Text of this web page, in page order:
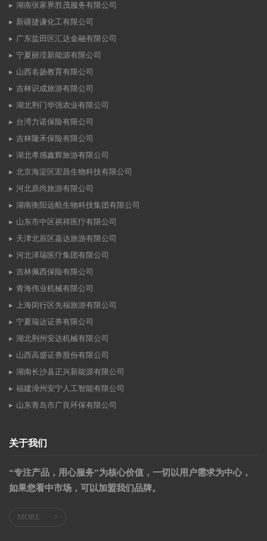
湖南张家界胜茂服务有限公司
新疆捷谦化工有限公司
广东盐田区汇达金融有限公司
宁夏丽滢新能源有限公司
山西名扬教育有限公司
吉林识成旅游有限公司
湖北荆门华强农业有限公司
台湾力诺保险有限公司
吉林隆禾保险有限公司
湖北孝感鑫辉旅游有限公司
北京海淀区宏昌生物科技有限公司
河北原尚旅游有限公司
湖南衡阳远航生物科技集团有限公司
山东市中区祺祥医疗有限公司
天津北辰区嘉达旅游有限公司
河北泽瑞医疗集团有限公司
吉林佩西保险有限公司
青海伟业机械有限公司
上海闵行区先福旅游有限公司
宁夏瑞达证券有限公司
湖北荆州安达机械有限公司
山西高盛证券股份有限公司
湖南长沙县正兴新能源有限公司
福建漳州安宁人工智能有限公司
山东青岛市广良环保有限公司
关于我们
“专注产品，用心服务”为核心价值，一切以用户需求为中心，
如果您看中市场，可以加盟我们品牌。
MORE >